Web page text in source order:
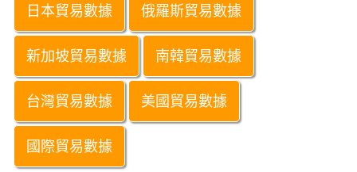
日本貿易數據 俄羅斯貿易數據
新加坡貿易數據 南韓貿易數據
台灣貿易數據 美國貿易數據
國際貿易數據